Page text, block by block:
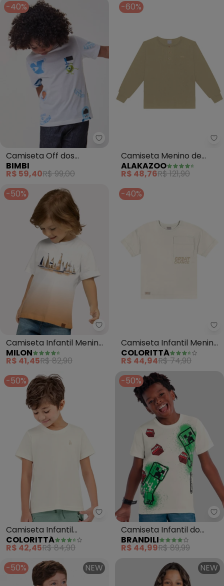
-40%
Bimbi - Camiseta Off dos
Camiseta Off dos
Monstros S.A (Off White)
BIMBI
R$ 59,40R$ 99,00
-60%
Camiseta Menino de
Mangas Longas com
Botões (Bege)
ALAKAZOO
R$ 48,76R$ 121,90
-50%
Milon - Camiseta Infantil
Camiseta Infantil Menino
Barcos (Off White)
MILON
R$ 41,45R$ 82,90
-40%
Camiseta Infantil Menino
Manga Ampla (Bege)
COLORITTÁ
R$ 44,94R$ 74,90
-50%
Camiseta Infantil
Minimalista Colorittá
(Bege)
COLORITTÁ
R$ 42,45R$ 84,90
-50%
Camiseta Infantil do
Minecraft em Gel (Bege)
BRANDILI
R$ 44,99R$ 89,99
-50%
NEW NEW